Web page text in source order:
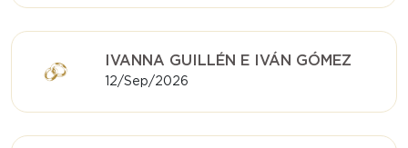
IVANNA GUILLÉN E IVÁN GÓMEZ
12/Sep/2026